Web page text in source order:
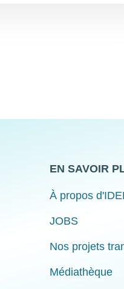
EN SAVOIR
À propos
JOBS
Nos projets
Médiathèque